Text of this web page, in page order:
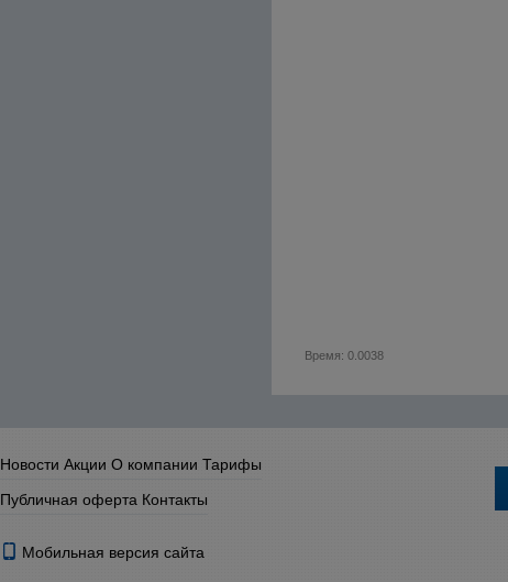
Время: 0.0038
Новости Акции О компании Тарифы
Публичная оферта Контакты
Мобильная версия сайта